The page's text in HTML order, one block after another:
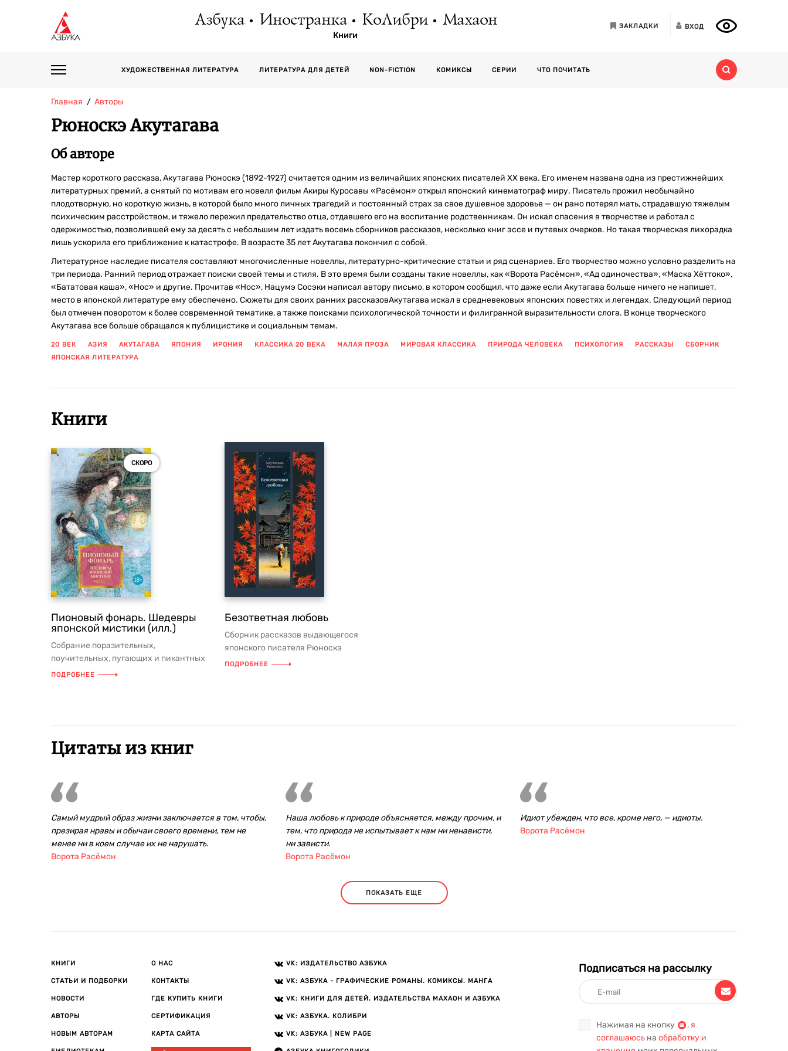
Азбука Иностранка КоЛибри Махаон
Книги
ЗАКЛАДКИ ВХОД
ХУДОЖЕСТВЕННАЯ ЛИТЕРАТУРА ЛИТЕРАТУРА ДЛЯ ДЕТЕЙ NON-FICTION КОМИКСЫ СЕРИИ ЧТО ПОЧИТАТЬ
Главная Авторы
Рюноскэ Акутагава
Об авторе
Мастер короткого рассказа, Акутагава Рюноскэ (1892-1927) считается одним из величайших японских писателей XX века. Его именем названа одна из престижнейших
литературных премий, а снятый по мотивам его новелл фильм Акиры Куросавы «Расёмон» открыл японский кинематограф миру. Писатель прожил необычайно
плодотворную, но короткую жизнь, в которой было много личных трагедий и постоянный страх за свое душевное здоровье — он рано потерял мать, страдавшую тяжелым
психическим расстройством, и тяжело пережил предательство отца, отдавшего его на воспитание родственникам. Он искал спасения в творчестве и работал с
одержимостью, позволившей ему за десять с небольшим лет издать восемь сборников рассказов, несколько книг эссе и путевых очерков. Но такая творческая лихорадка
лишь ускорила его приближение к катастрофе. В возрасте 35 лет Акутагава покончил с собой.
Литературное наследие писателя составляют многочисленные новеллы, литературно-критические статьи и ряд сценариев. Его творчество можно условно разделить на
три периода. Ранний период отражает поиски своей темы и стиля. В это время были созданы такие новеллы, как «Ворота Расёмон», «Ад одиночества», «Маска Хёттоко»,
«Бататовая каша», «Нос» и другие. Прочитав «Нос», Нацумэ Сосэки написал автору письмо, в котором сообщил, что даже если Акутагава больше ничего не напишет,
место в японской литературе ему обеспечено. Сюжеты для своих ранних рассказовАкутагава искал в средневековых японских повестях и легендах. Следующий период
был отмечен поворотом к более современной тематике, а также поисками психологической точности и филигранной выразительности слога. В конце творческого
Акутагава все больше обращался к публицистике и социальным темам.
20 ВЕК АЗИЯ АКУТАГАВА ЯПОНИЯ ИРОНИЯ КЛАССИКА 20 ВЕКА МАЛАЯ ПРОЗА МИРОВАЯ КЛАССИКА ПРИРОДА ЧЕЛОВЕКА ПСИХОЛОГИЯ РАССКАЗЫ
СБОРНИК
ЯПОНСКАЯ ЛИТЕРАТУРА
Книги
СКОРО
Пионовый фонарь. Шедевры
японской мистики (илл.)
Собрание поразительных,
поучительных, пугающих и пикантных
историй представляет многовековую
ПОДРОБНЕЕ
Безответная любовь
Сборник рассказов выдающегося
японского писателя Рюноскэ
Акутагавы, в творчестве которого
ПОДРОБНЕЕ
Цитаты из книг
Самый мудрый образ жизни заключается в том, чтобы,
презирая нравы и обычаи своего времени, тем не
менее ни в коем случае их не нарушать.
Ворота Расёмон
Наша любовь к природе объясняется, между прочим, и
тем, что природа не испытывает к нам ни ненависти,
ни зависти.
Ворота Расёмон
Идиот убежден, что все, кроме него, — идиоты.
Ворота Расёмон
ПОКАЗАТЬ ЕЩЕ
КНИГИ
СТАТЬИ И ПОДБОРКИ
НОВОСТИ
АВТОРЫ
НОВЫМ АВТОРАМ
О НАС
КОНТАКТЫ
ГДЕ КУПИТЬ КНИГИ
СЕРТИФИКАЦИЯ
КАРТА САЙТА
VK: ИЗДАТЕЛЬСТВО АЗБУКА
VK: АЗБУКА - ГРАФИЧЕСКИЕ РОМАНЫ. КОМИКСЫ. МАНГА
VK: КНИГИ ДЛЯ ДЕТЕЙ. ИЗДАТЕЛЬСТВА МАХАОН И АЗБУКА
VK: АЗБУКА. КОЛИБРИ
VK: АЗБУКА | NEW PAGE
Подписаться на рассылку
Нажимая на кнопку , я
соглашаюсь на обработку и